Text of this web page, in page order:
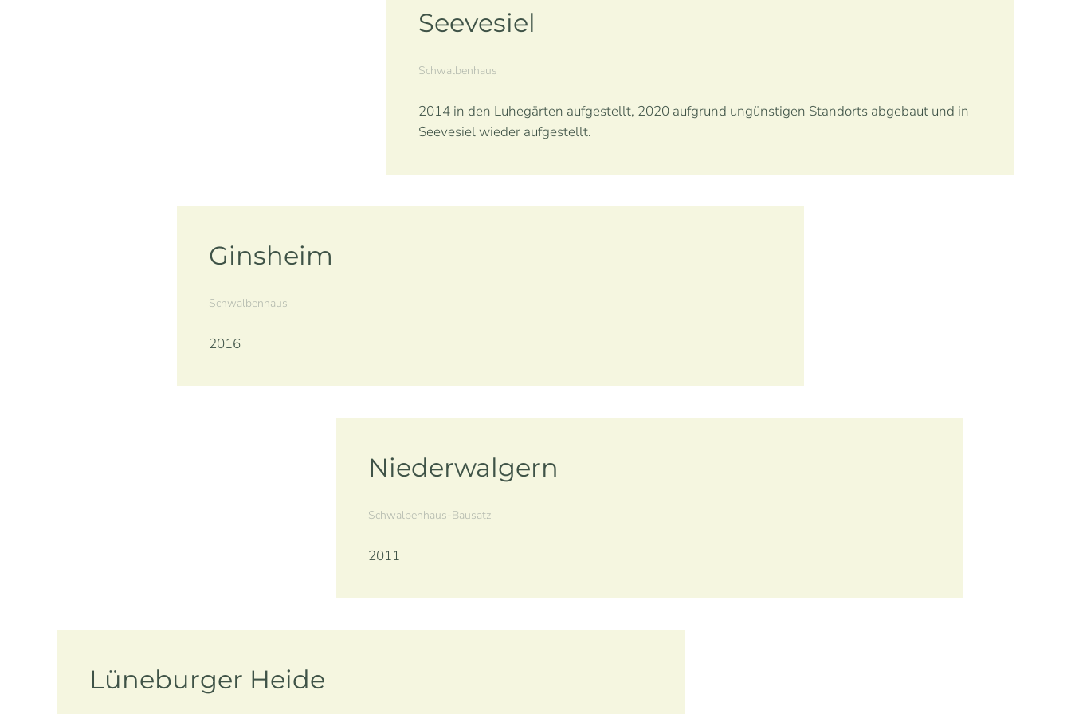
Seevesiel
Schwalbenhaus
2014 in den Luhegärten aufgestellt, 2020 aufgrund ungünstigen Standorts abgebaut und in
Seevesiel wieder aufgestellt.
Ginsheim
Schwalbenhaus
2016
Niederwalgern
Schwalbenhaus-Bausatz
2011
Lüneburger Heide